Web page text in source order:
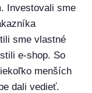
Investovali sme
sme vlastné
e-shop. So
menších
dali vedieť.